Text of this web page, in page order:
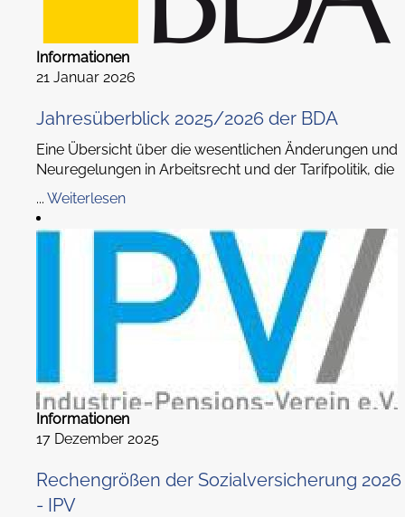
Informationen
21 Januar 2026
Jahresüberblick 2025/2026 der BDA
Eine Übersicht über die wesentlichen Änderungen und
Neuregelungen in Arbeitsrecht und der Tarifpolitik, die
... Weiterlesen
Informationen
17 Dezember 2025
Rechengrößen der Sozialversicherung 2026
- IPV